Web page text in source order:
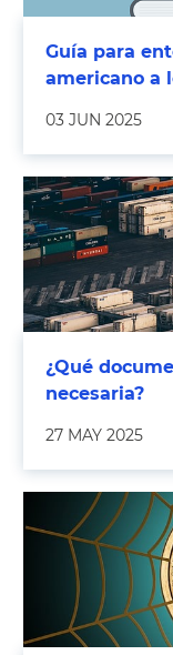
Guía para
americano a
03 JUN 2025
¿Qué
necesaria?
27 MAY 2025